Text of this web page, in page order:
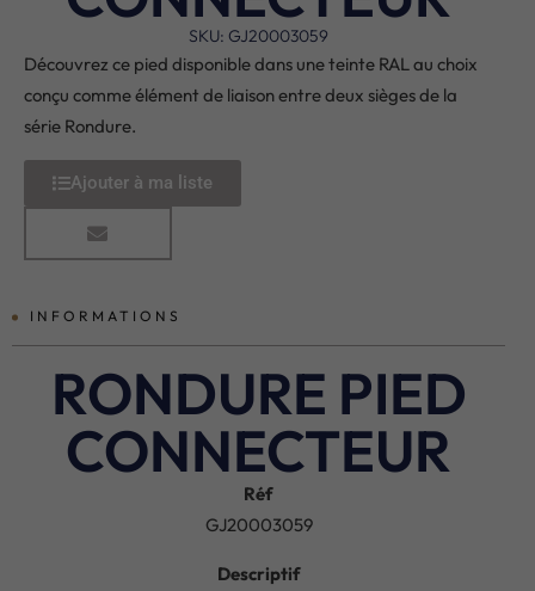
SKU: GJ20003059
Découvrez ce pied disponible dans une teinte RAL au choix
conçu comme élément de liaison entre deux sièges de la
série Rondure.
Ajouter à ma liste
INFORMATIONS
RONDURE PIED
CONNECTEUR
Réf
GJ20003059
Descriptif